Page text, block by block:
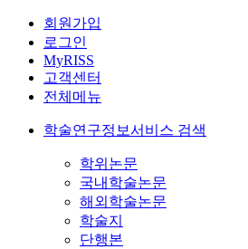
회원가입
로그인
MyRISS
고객센터
전체메뉴
학술연구정보서비스 검색
학위논문
국내학술논문
해외학술논문
학술지
단행본